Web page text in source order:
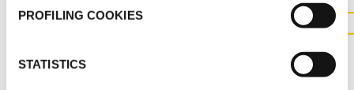
PROFILING COOKIES
STATISTICS